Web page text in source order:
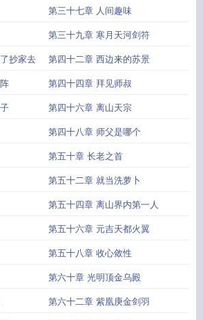
第三十七章 人间趣味
第三十九章 寒月天河剑符
抄家去 第四十二章 西边来的苏景
第四十四章 拜见师叔
第四十六章 离山天宗
第四十八章 师父是哪个
第五十章 长老之首
第五十二章 就当洗萝卜
第五十四章 离山界内第一人
第五十六章 元吉天都火翼
第五十八章 收心敛性
第六十章 光明顶金乌殿
第六十二章 紫凰庚金剑羽